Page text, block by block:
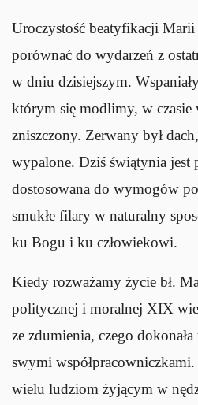
Uroczystość beatyfikacji
porównać do wydarzeń z
w dniu dzisiejszym.
którym się modlimy, w czasie
zniszczony. Zerwany był
wypalone. Dziś świątynia jest
dostosowana do wymogów
smukłe filary w naturalny
ku Bogu i ku człowiekowi.
Kiedy rozważamy życie bł.
politycznej i moralnej XIX
ze zdumienia, czego
swymi
wielu ludziom żyjącym w